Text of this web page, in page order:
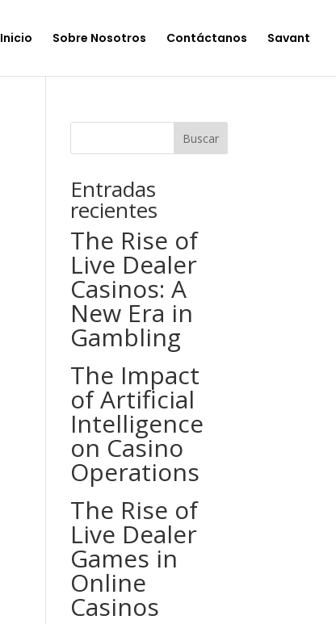
Inicio Sobre Nosotros Contáctanos Savant
Buscar
Entradas
recientes
The Rise of
Live Dealer
Casinos: A
New Era in
Gambling
The Impact
of Artificial
Intelligence
on Casino
Operations
The Rise of
Live Dealer
Games in
Online
Casinos